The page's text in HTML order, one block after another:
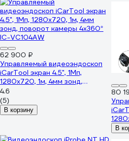
62 900 ₽
Управляемый видеоэндоскоп
iCarTool экран 4.5", 1Мп,
1280x720, 1м, 4мм зонд,
поворот камеры 4х360° IC-
VC104AW
4.6
(5)
В корзину
80
В